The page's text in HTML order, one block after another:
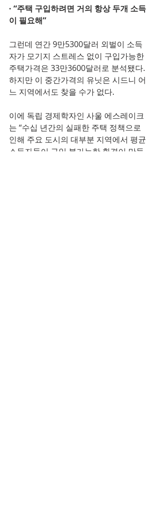
· “주택 구입하려면 거의 항상 두개 소득
이 필요해”
그런데 연간 9만5300달러 외벌이 소득
자가 모기지 스트레스 없이 구입가능한
주택가격은 33만3600달러로 분석됐다.
하지만 이 중간가격의 유닛은 시드니 어
느 지역에서도 찾을 수가 없다.
이에 독립 경제학자인 사울 에스레이크
는 “수십 년간의 실패한 주택 정책으로
인해 주요 도시의 대부분 지역에서 평균
소득자들이 구입 불가능한 환경이 만들